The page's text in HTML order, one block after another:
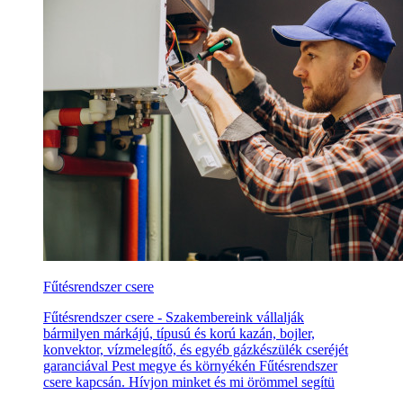
Fűtésrendszer csere
Fűtésrendszer csere - Szakembereink vállalják
bármilyen márkájú, típusú és korú kazán, bojler,
konvektor, vízmelegítő, és egyéb gázkészülék cseréjét
garanciával Pest megye és környékén Fűtésrendszer
csere kapcsán. Hívjon minket és mi örömmel segítü